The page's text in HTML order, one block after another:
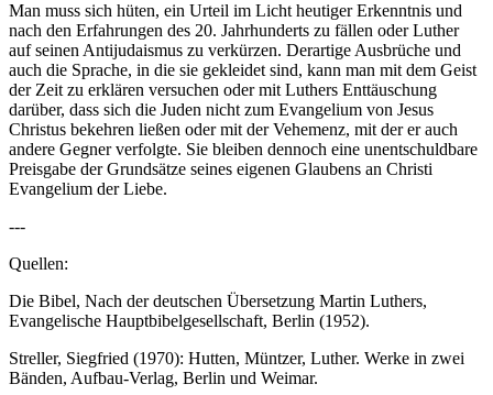
Man muss sich hüten, ein Urteil im Licht heutiger Erkenntnis und
nach den Erfahrungen des 20. Jahrhunderts zu fällen oder Luther
auf seinen Antijudaismus zu verkürzen. Derartige Ausbrüche und
auch die Sprache, in die sie gekleidet sind, kann man mit dem Geist
der Zeit zu erklären versuchen oder mit Luthers Enttäuschung
darüber, dass sich die Juden nicht zum Evangelium von Jesus
Christus bekehren ließen oder mit der Vehemenz, mit der er auch
andere Gegner verfolgte. Sie bleiben dennoch eine unentschuldbare
Preisgabe der Grundsätze seines eigenen Glaubens an Christi
Evangelium der Liebe.
---
Quellen:
Die Bibel, Nach der deutschen Übersetzung Martin Luthers,
Evangelische Hauptbibelgesellschaft, Berlin (1952).
Streller, Siegfried (1970): Hutten, Müntzer, Luther. Werke in zwei
Bänden, Aufbau-Verlag, Berlin und Weimar.